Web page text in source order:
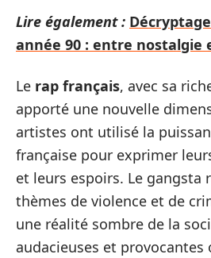
Lire également :
année 90 : entre nostalgie
Le rap français, avec sa
apporté une nouvelle
artistes ont utilisé la
française pour exprimer
et leurs espoirs. Le gangsta
thèmes de violence et de
une réalité sombre de la
audacieuses et provocantes